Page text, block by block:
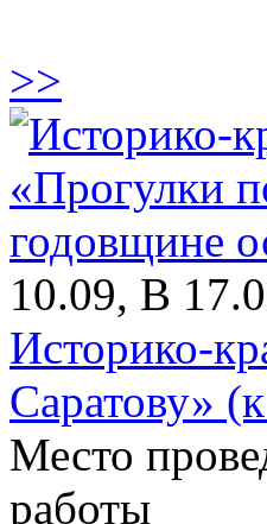
>>
10.09, В
Историко-
Саратову»
Место
работы